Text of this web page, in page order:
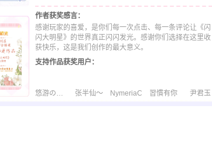
作者获奖感言：
感谢玩家的喜爱，是你们每一次点击、每一条评论让《闪
闪大明星》的世界真正闪闪发光。感谢你们选择在这里收
获快乐，这是我们创作的最大意义。
支持作品获奖用户：
悠游の幼子 张半仙～ NymeriaC 習慣有你 尹君玉